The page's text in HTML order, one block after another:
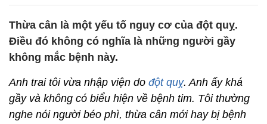
Thừa cân là một yếu tố nguy cơ của đột quỵ.
Điều đó không có nghĩa là những người gầy
không mắc bệnh này.
Anh trai tôi vừa nhập viện do đột quỵ. Anh ấy khá
gầy và không có biểu hiện về bệnh tim. Tôi thường
nghe nói người béo phì, thừa cân mới hay bị bệnh